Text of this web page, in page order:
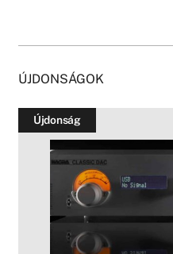
ÚJDONSÁGOK
Újdonság